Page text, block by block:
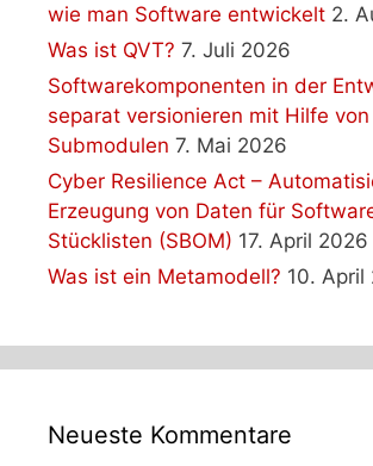
wie man Software entwickelt 2.
Was ist QVT? 7. Juli 2026
Softwarekomponenten in der
separat versionieren mit Hilfe
Submodulen 7. Mai 2026
Cyber Resilience Act –
Erzeugung von Daten für
Stücklisten (SBOM) 17. April 2026
Was ist ein Metamodell? 10. April
Neueste Kommentare